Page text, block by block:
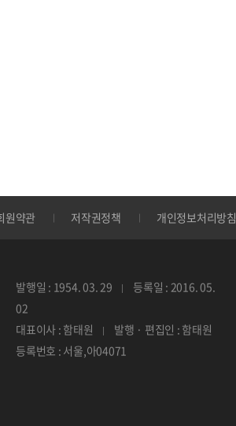
원약관 저작권정책 개인정보처리방침
발행일 : 1954. 03. 29
등록일 : 2016. 05.
02
대표이사 : 함태원
발행 · 편집인 : 함태원
등록번호 : 서울,아04071